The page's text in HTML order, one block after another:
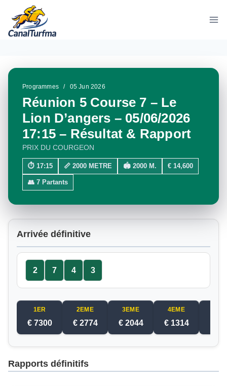
contenu
Programmes / 05 Jun 2026
Réunion 5 Course 7 – Le
Lion D’angers – 05/06/2026
17:15 – Résultat & Rapport
PRIX DU COURGEON
⏱ 17:15 📏 2000 METRE 🏟 2000 M. € 14,600
👥 7 Partants
Arrivée définitive
2 7 4 3
1ER
€ 7300
2EME
€ 2774
3EME
€ 2044
4EME
€ 1314
Rapports définitifs